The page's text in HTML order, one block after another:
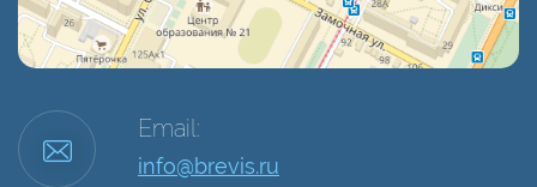
Email:
info@brevis.ru